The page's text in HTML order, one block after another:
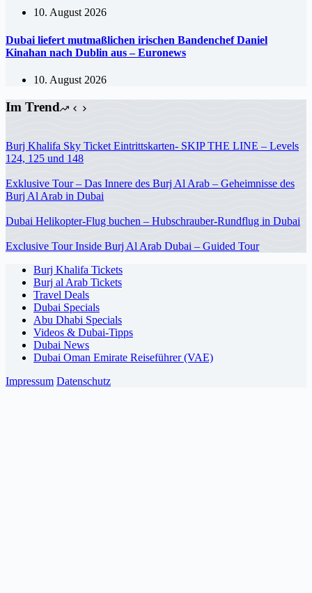
10. August 2026
Dubai liefert mutmaßlichen irischen Bandenchef Daniel
Kinahan nach Dublin aus – Euronews
10. August 2026
Im Trend
Burj Khalifa Sky Ticket Eintrittskarten- SKIP THE LINE – Levels
124, 125 und 148
Exklusive Tour – Das Innere des Burj Al Arab – Geheimnisse des
Burj Al Arab in Dubai
Dubai Helikopter-Flug buchen – Hubschrauber-Rundflug in Dubai
Exclusive Tour Inside Burj Al Arab Dubai – Guided Tour
Burj Khalifa Tickets
Burj al Arab Tickets
Travel Deals
Dubai Specials
Abu Dhabi Specials
Videos & Dubai-Tipps
Dubai News
Dubai Oman Emirate Reiseführer (VAE)
Impressum Datenschutz